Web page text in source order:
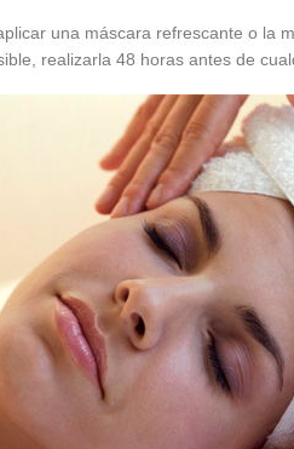
una máscara refrescante o la
realizarla 48 horas antes de